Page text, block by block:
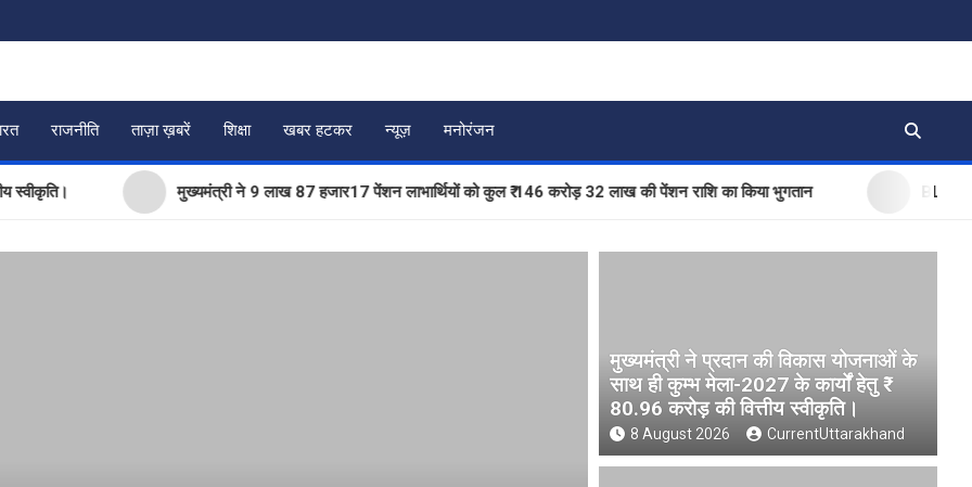
राजनीति ताज़ा ख़बरें शिक्षा खबर हटकर न्यूज़ मनोरंजन
मुख्यमंत्री ने 9 लाख 87 हजार17 पेंशन लाभार्थियों को कुल ₹ 146 करोड़ 32 लाख की पेंशन राशि का किया भुगतान BLO और फील्ड
मुख्यमंत्री ने प्रदान की विकास योजनाओं के
साथ ही कुम्भ मेला-2027 के कार्यों हेतु ₹
80.96 करोड़ की वित्तीय स्वीकृति।
8 August 2026 CurrentUttarakhand